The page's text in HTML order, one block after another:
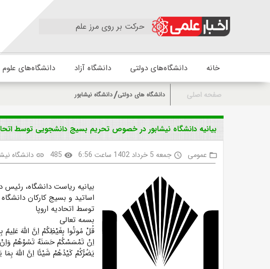
حرکت بر روی مرز علم
خانه دانشگاه‌های دولتی دانشگاه آزاد دانشگاه‌های
صفحه اصلی دانشگاه های دولتی دانشگاه نیشابور
بیانیه دانشگاه نیشابور در خصوص تحریم بسیج دانشجویی توسط
folder_open عمومی access_time جمعه 5 خرداد 1402 ساعت 6:56 visibility
485
link دانشگاه
بیانیه ریاست دانشگاه، رئیس
اساتید و بسیج کارکان
توسط اتحادیه اروپا
بسمه تعالی
قُلْ مُوتُوا بِغَیْظِکُمْ اِنَّ اللَّهَ عَلِیمٌ
اِنْ تَمْسَسْکُمْ حَسَنَهٌ تَسُوْهُمْ وَاِنْ
یَضُرُّکُمْ کَیْدُهُمْ شَیْئًا اِنَّ اللَّهَ بِمَا یَعْمَلُونَ